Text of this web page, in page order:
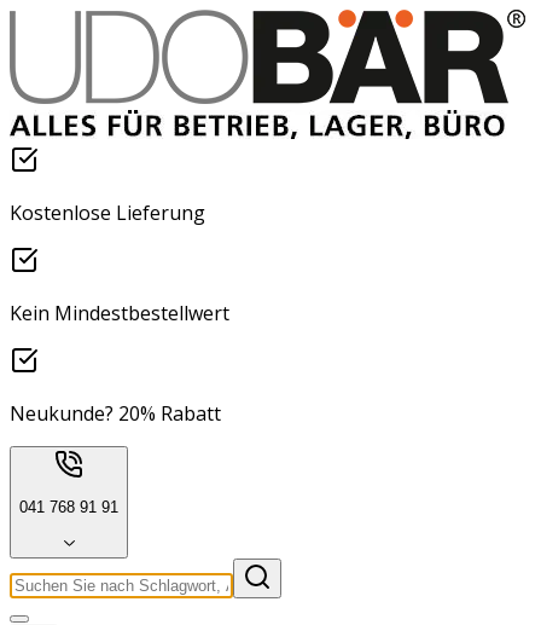
Kostenlose Lieferung
Kein Mindestbestellwert
Neukunde? 20% Rabatt
041 768 91 91